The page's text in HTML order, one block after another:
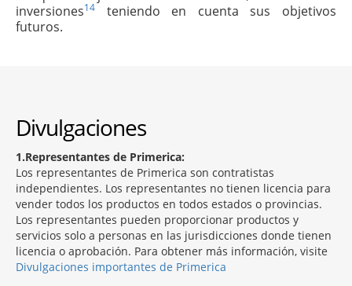
inversiones14
teniendo en cuenta sus objetivos
futuros.
Divulgaciones
1 Representantes de Primerica:
Los representantes de Primerica son contratistas
independientes. Los representantes no tienen licencia para
vender todos los productos en todos estados o provincias.
Los representantes pueden proporcionar productos y
servicios solo a personas en las jurisdicciones donde tienen
licencia o aprobación. Para obtener más información, visite
Divulgaciones importantes de Primerica